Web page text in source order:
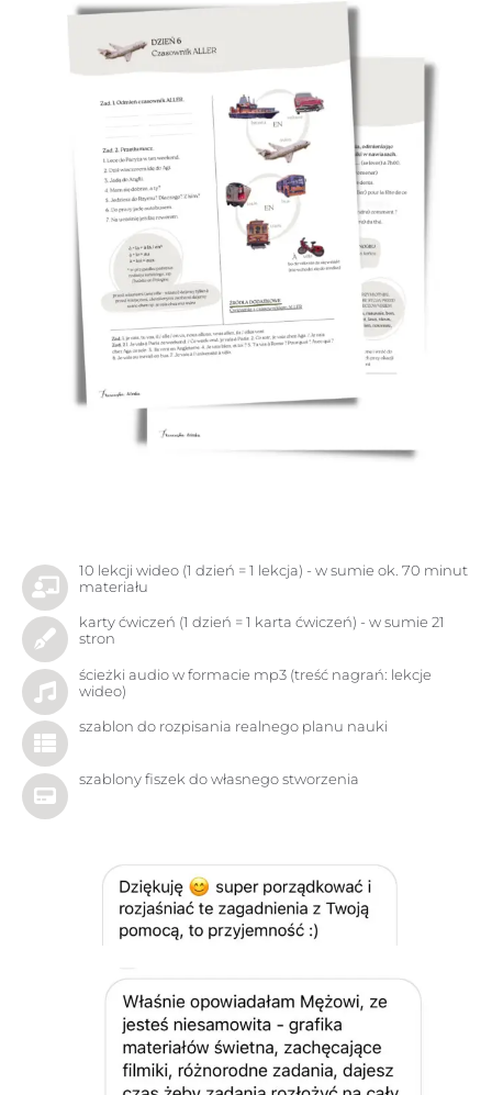
10 lekcji wideo (1 dzień = 1 lekcja) - w sumie ok. 70 minut
materiału
karty ćwiczeń (1 dzień = 1 karta ćwiczeń) - w sumie 21
stron
ścieżki audio w formacie mp3 (treść nagrań: lekcje
wideo)
szablon do rozpisania realnego planu nauki
szablony fiszek do własnego stworzenia